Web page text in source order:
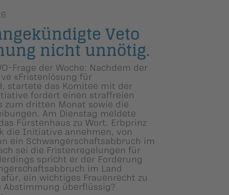
Veto
nicht unnötig.
Frage der Woche: Nachdem der
«Fristenlösung für
startete das Komitee mit der
fordert einen straffreien
zum dritten Monat sowie die
Am Dienstag meldete
Fürstenhaus zu Wort. Erbprinz
die Initiative annehmen, von
ein Schwangerschaftsabbruch im
sei die Fristenregelungen für
spricht er der Forderung
im Land
ein wichtiges Frauenrecht zu
Abstimmung überflüssig?